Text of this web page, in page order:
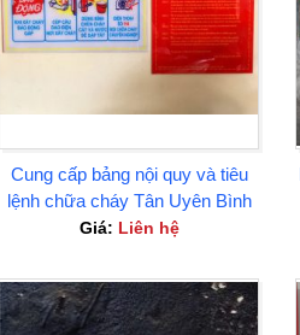
Cung cấp bảng nội quy và tiêu
lệnh chữa cháy Tân Uyên Bình
Dương
Giá: Liên hệ